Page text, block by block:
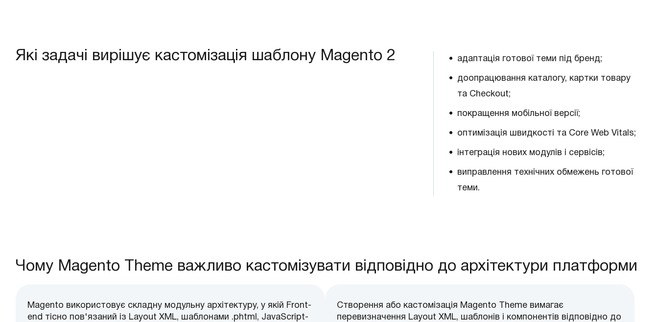
Які задачі вирішує кастомізація шаблону Magento 2 адаптація готової теми під бренд;
доопрацювання каталогу, картки товару
та Checkout;
покращення мобільної версії;
оптимізація швидкості та Core Web Vitals;
інтеграція нових модулів і сервісів;
виправлення технічних обмежень готової
теми.
Чому Magento Theme важливо кастомізувати відповідно до архітектури платформи
Magento використовує складну модульну архітектуру, у якій Front-
end тісно пов'язаний із Layout XML, шаблонами .phtml, JavaScript-
Створення або кастомізація Magento Theme вимагає
перевизначення Layout XML, шаблонів і компонентів відповідно до